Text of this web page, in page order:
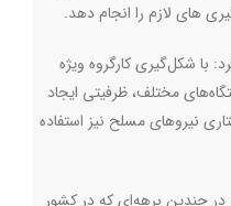
های لازم را انجام دهد.
با شکل‌گیری کارگروه ویژه
مختلف، ظرفیتی ایجاد
نیروهای مسلح نیز استفاده
چندین برهه‌ای که در کشور